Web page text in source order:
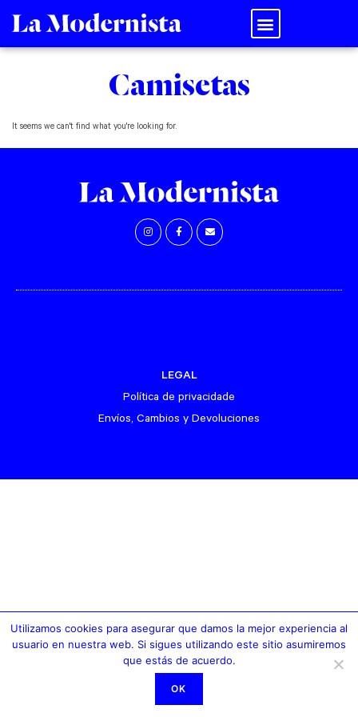
Camisetas
It seems we can't find what you're looking for.
LEGAL
Política de privacidade
Envíos, Cambios y Devoluciones
Utilizamos cookies para asegurar que damos la mejor experiencia al
usuario en nuestra web. Si sigues utilizando este sitio asumiremos
que estás de acuerdo.
OK